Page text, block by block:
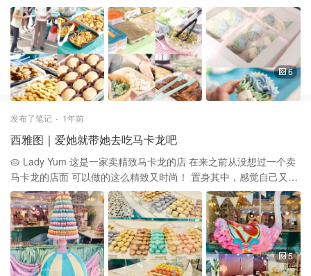
picnic场地 八张超级大的桌子容纳几十号人都没问题 大家都带了好
多美味的食物 小朋友们最开心的啦 有美食又有伙伴！ 超级推荐这个
公园 有dock可以垂钓 有沙滩可以玩沙玩水 有小playground和大片
的绿地 趁着☁️天气还不错一起来踏秋吧😆
6
发布了笔记 1年前
西雅图｜爱她就带她去吃马卡龙吧
🥧 Lady Yum 这是一家卖精致马卡龙的店 在来之前从没想过一个卖
马卡龙的店面 可以做的这么精致又时尚！ 置身其中，感觉自己又回
归少女时代😆 她家的马卡龙口味超级多 至少有二十种啦，让人挑花
了眼 有传统的草莓，vanilla，chocolate 也有很多薰衣草，mint这种
很fancy的口味 每个$3，选十个就有礼盒包装啦 我们买了三个试试
水 感觉她家的马卡龙要比平常吃的大一圈 无论从口感还是口味都不
错👍 她家还有很多周边的茶杯和茶 特别适合姐妹一起小聚一下吃个
甜点 店里的环境也很好，值得一坐！
5